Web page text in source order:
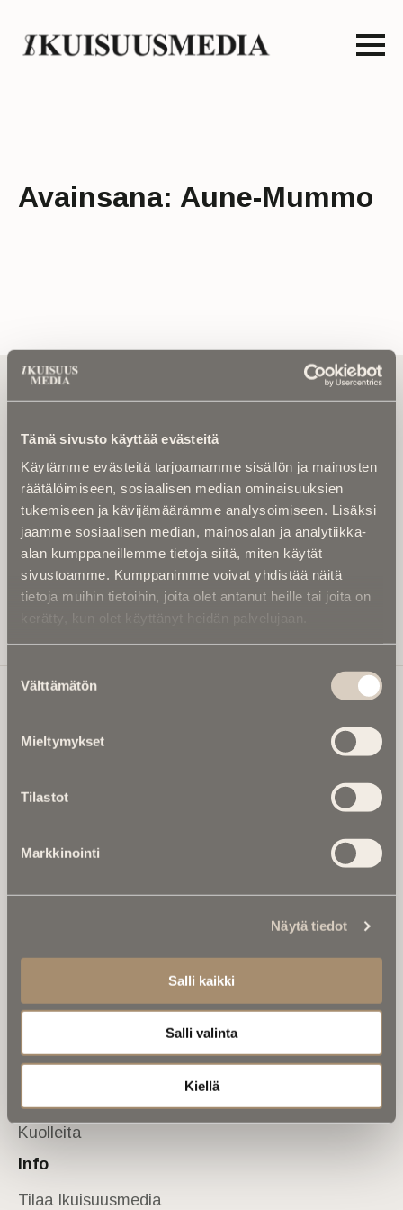
Tämä sivusto käyttää evästeitä
Käytämme evästeitä tarjoamamme sisällön ja mainosten
räätälöimiseen, sosiaalisen median ominaisuuksien
tukemiseen ja kävijämäärämme analysoimiseen. Lisäksi
jaamme sosiaalisen median, mainosalan ja analytiikka-
alan kumppaneillemme tietoja siitä, miten käytät
sivustoamme. Kumppanimme voivat yhdistää näitä
tietoja muihin tietoihin, joita olet antanut heille tai joita on
kerätty, kun olet käyttänyt heidän palvelujaan.
valinta
Välttämätön
Mieltymykset
Tilastot
Markkinointi
Näytä tiedot
Salli kaikki
Salli valinta
Kiellä
Avainsana: Aune-Mummo
Tilaa uutiskirje - Pääset heti parhaiden
artikkelien pariin!
Kirjoita alle sähköpostiosoitteesi niin saat kaksi kertaa
etteivät kiinnostavat artikkelit jää huomaamatta.
Uutiskirje on maksuton eikä se velvoita mihinkään.
Kirjoita tähän sähköpostiosoite, johon haluat uutiskirjeen
tulevan:
Tilaa Uutiskirje
Ikuisuusmedia
valtakunnallinen mediabrändi. Julkaisemme uusimmat
kuolinuutiset ja kuolintiedot.
Anna palautetta
Muistokirjoituksia
Kuolema koskettaa
Asiantuntijoilta
Kuolleita
Info
Tilaa Ikuisuusmedia